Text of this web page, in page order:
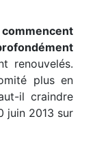
renouvelés.
plus en
il craindre
juin 2013 sur